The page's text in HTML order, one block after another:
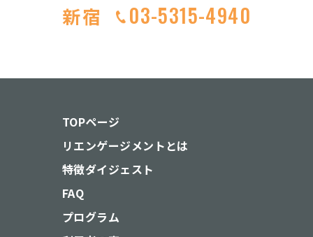
新宿 03-5315-4940
TOPページ
リエンゲージメントとは
特徴ダイジェスト
FAQ
プログラム